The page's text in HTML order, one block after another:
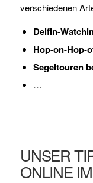
verschiedenen
Delfin-
Hop-on-Hop-
Segeltouren
…
UNSER
ONLINE